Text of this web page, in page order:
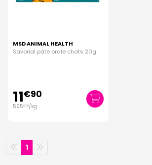
MSD ANIMAL HEALTH
Savorial pâte orale chats 20g
11€90
595€00/kg
1